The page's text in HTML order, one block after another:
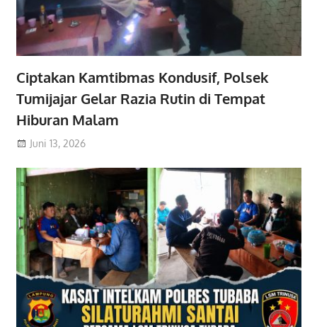
Ciptakan Kamtibmas Kondusif, Polsek
Tumijajar Gelar Razia Rutin di Tempat
Hiburan Malam
Juni 13, 2026